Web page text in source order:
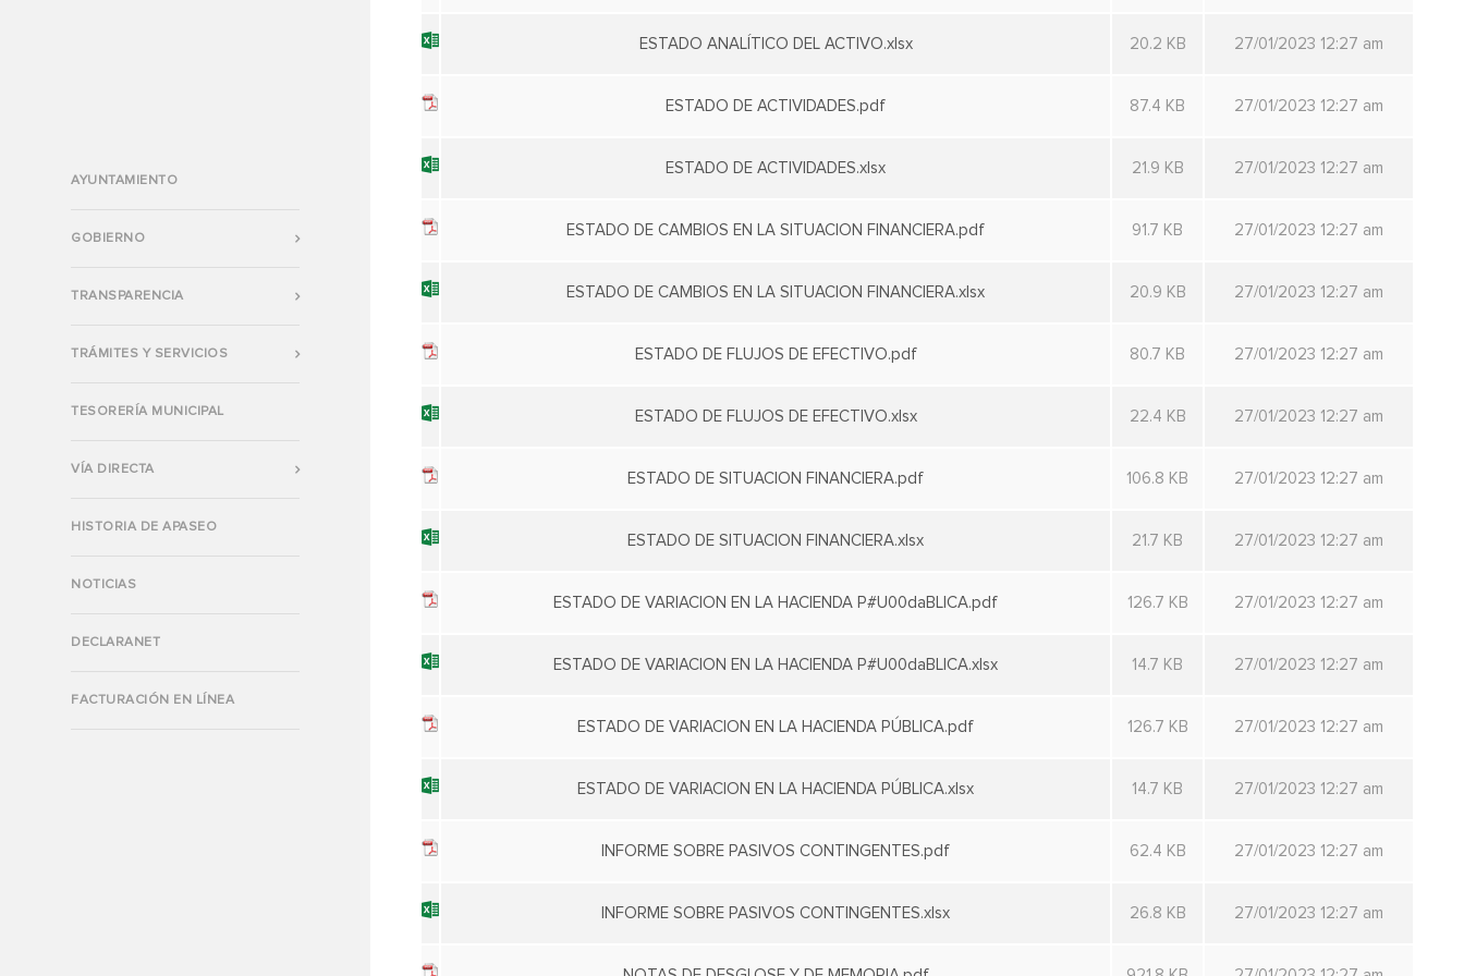
AYUNTAMIENTO
GOBIERNO
TRANSPARENCIA
TRÁMITES Y SERVICIOS
TESORERÍA MUNICIPAL
VÍA DIRECTA
HISTORIA DE APASEO
NOTICIAS
DECLARANET
FACTURACIÓN EN LÍNEA
ESTADO ANALÍTICO DEL ACTIVO.xlsx 20.2 KB 27/01/2023 12:27 am
ESTADO DE ACTIVIDADES.pdf 87.4 KB 27/01/2023 12:27 am
ESTADO DE ACTIVIDADES.xlsx 21.9 KB 27/01/2023 12:27 am
ESTADO DE CAMBIOS EN LA SITUACION FINANCIERA.pdf 91.7 KB 27/01/2023 12:27 am
ESTADO DE CAMBIOS EN LA SITUACION FINANCIERA.xlsx 20.9 KB 27/01/2023 12:27 am
ESTADO DE FLUJOS DE EFECTIVO.pdf 80.7 KB 27/01/2023 12:27 am
ESTADO DE FLUJOS DE EFECTIVO.xlsx 22.4 KB 27/01/2023 12:27 am
ESTADO DE SITUACION FINANCIERA.pdf 106.8 KB 27/01/2023 12:27 am
ESTADO DE SITUACION FINANCIERA.xlsx 21.7 KB 27/01/2023 12:27 am
ESTADO DE VARIACION EN LA HACIENDA P#U00daBLICA.pdf 126.7 KB 27/01/2023 12:27 am
ESTADO DE VARIACION EN LA HACIENDA P#U00daBLICA.xlsx 14.7 KB 27/01/2023 12:27 am
ESTADO DE VARIACION EN LA HACIENDA PÚBLICA.pdf 126.7 KB 27/01/2023 12:27 am
ESTADO DE VARIACION EN LA HACIENDA PÚBLICA.xlsx 14.7 KB 27/01/2023 12:27 am
INFORME SOBRE PASIVOS CONTINGENTES.pdf 62.4 KB 27/01/2023 12:27 am
INFORME SOBRE PASIVOS CONTINGENTES.xlsx 26.8 KB 27/01/2023 12:27 am